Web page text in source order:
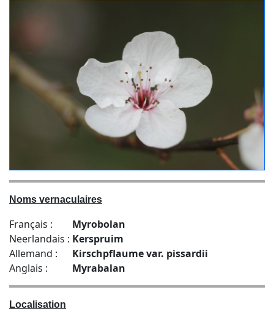
Noms vernaculaires
Français :
Myrobolan
Neerlandais : Kerspruim
Allemand :
Kirschpflaume var. pissardii
Anglais :
Myrabalan
Localisation